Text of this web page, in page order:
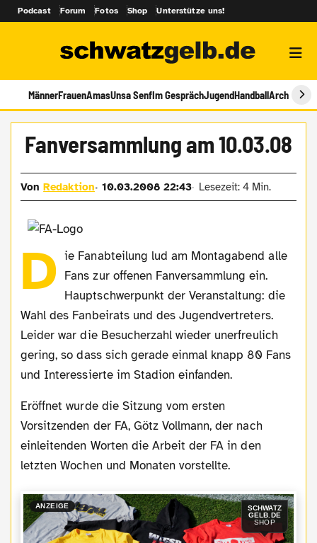
Podcast Forum Fotos Shop Unterstütze uns!
MännerFrauenAmasUnsa SenfIm GesprächJugendHandballArchiv
Fanversammlung am 10.03.08
VonRedaktion 10.03.2008 22:43 Lesezeit: 4 Min.
D ie Fanabteilung lud am Montagabend alle
Fans zur offenen Fanversammlung ein.
Hauptschwerpunkt der Veranstaltung: die
Wahl des Fanbeirats und des Jugendvertreters.
Leider war die Besucherzahl wieder unerfreulich
gering, so dass sich gerade einmal knapp 80 Fans
und Interessierte im Stadion einfanden.
Eröffnet wurde die Sitzung vom ersten
Vorsitzenden der FA, Götz Vollmann, der nach
einleitenden Worten die Arbeit der FA in den
letzten Wochen und Monaten vorstellte.
ANZEIGE
SCHWATZ
GELB.DE
SHOP